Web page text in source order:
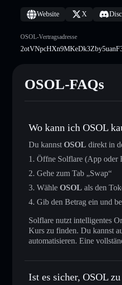
Website X
OSOL-Vertragsadresse
OSOL-FAQs
Wo kann ich OSOL
Du kannst OSOL direkt in
Öffne Solflare (App oder
Gehe zum Tab „Swap“
Wähle OSOL als den
Gib den Betrag ein und
Solflare nutzt intelligentes
Kurs zu finden. Du kannst
automatisieren. Eine
Ist es sicher, OSOL